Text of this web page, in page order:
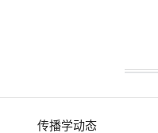
传播学动态